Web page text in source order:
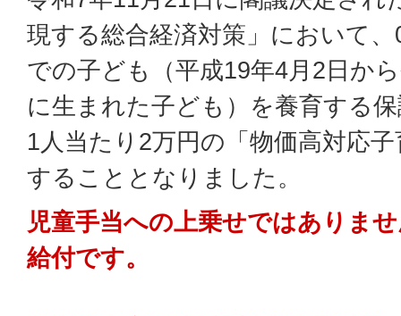
現する総合経済対策」において
での子ども（平成19年4月2日か
に生まれた子ども）を養育する
1人当たり2万円の「物価高対応
することとなりました。
児童手当への上乗せではありま
給付です。